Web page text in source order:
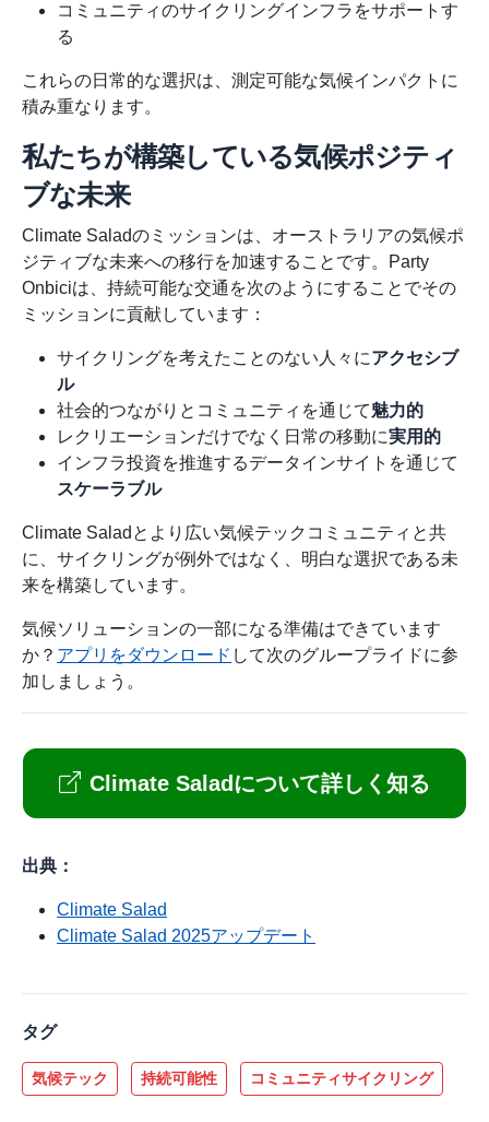
コミュニティのサイクリングインフラをサポートす
る
これらの日常的な選択は、測定可能な気候インパクトに
積み重なります。
私たちが構築している気候ポジティ
ブな未来
Climate Saladのミッションは、オーストラリアの気候ポ
ジティブな未来への移行を加速することです。Party
Onbiciは、持続可能な交通を次のようにすることでその
ミッションに貢献しています：
サイクリングを考えたことのない人々にアクセシブ
ル
社会的つながりとコミュニティを通じて魅力的
レクリエーションだけでなく日常の移動に実用的
インフラ投資を推進するデータインサイトを通じて
スケーラブル
Climate Saladとより広い気候テックコミュニティと共
に、サイクリングが例外ではなく、明白な選択である未
来を構築しています。
気候ソリューションの一部になる準備はできています
か？ アプリをダウンロード して次のグループライドに参
加しましょう。
Climate Saladについて詳しく知る
出典：
Climate Salad
Climate Salad 2025アップデート
タグ
気候テック 持続可能性 コミュニティサイクリング